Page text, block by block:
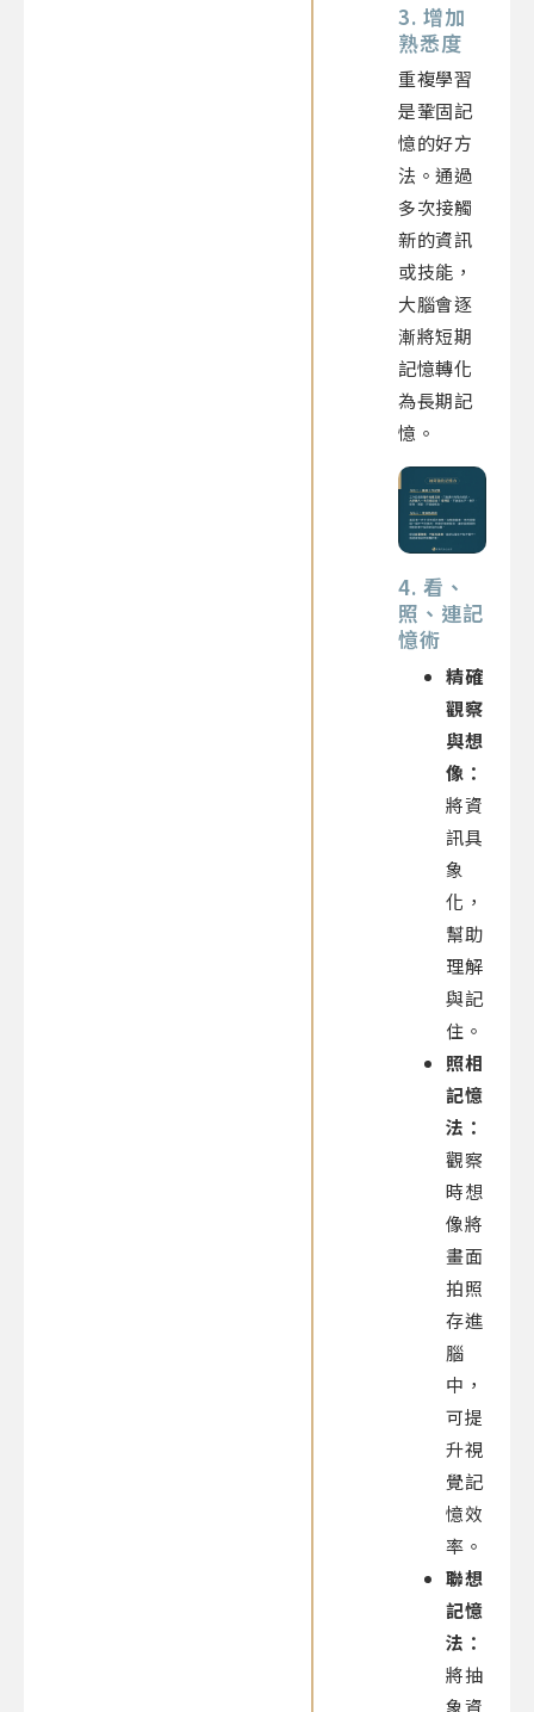
3. 增加
熟悉度
重複學習
是鞏固記
憶的好方
法。通過
多次接觸
新的資訊
或技能，
大腦會逐
漸將短期
記憶轉化
為長期記
憶。
4. 看、
照、連記
憶術
精確
觀察
與想
像：
將資
訊具
象
化，
幫助
理解
與記
住。
照相
記憶
法：
觀察
時想
像將
畫面
拍照
存進
腦
中，
可提
升視
覺記
憶效
率。
聯想
記憶
法：
將抽
象資